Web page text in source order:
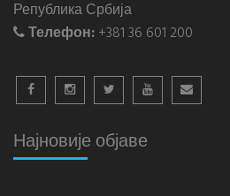
Република Србија
Телефон:+381 36 601 200
Најновије објаве